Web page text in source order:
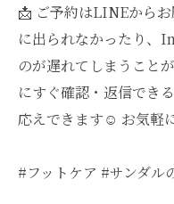
📩 ご予約はLINEから
に出られなかったり、
のが遅れてしまうこと
にすぐ確認・返信でき
応えできます☺️ お気軽
#フットケア #サンダル